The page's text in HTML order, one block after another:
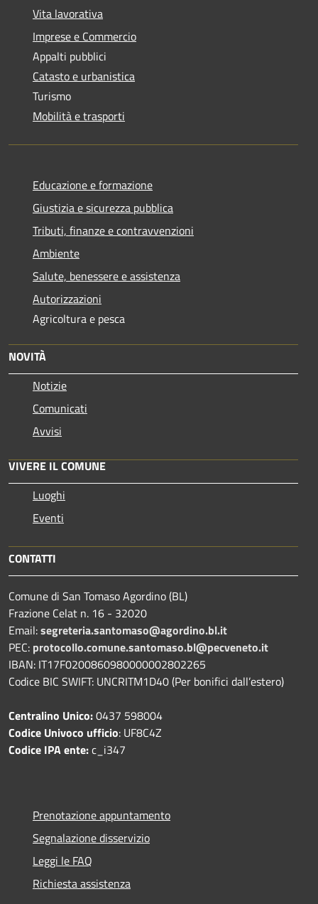
Vita lavorativa
Imprese e Commercio
Appalti pubblici
Catasto e urbanistica
Turismo
Mobilità e trasporti
Educazione e formazione
Giustizia e sicurezza pubblica
Tributi, finanze e contravvenzioni
Ambiente
Salute, benessere e assistenza
Autorizzazioni
Agricoltura e pesca
NOVITÀ
Notizie
Comunicati
Avvisi
VIVERE IL COMUNE
Luoghi
Eventi
CONTATTI
Comune di San Tomaso Agordino (BL)
Frazione Celat n. 16 - 32020
Email:segreteria.santomaso@agordino.bl.it
PEC: protocollo.comune.santomaso.bl@pecveneto.it
IBAN: IT17F0200860980000002802265
Codice BIC SWIFT: UNCRITM1D40 (Per bonifici dall’estero)
Centralino Unico:0437 598004
Codice Univoco ufficio: UF8C4Z
Codice IPA ente:c_i347
Prenotazione appuntamento
Segnalazione disservizio
Leggi le FAQ
Richiesta assistenza